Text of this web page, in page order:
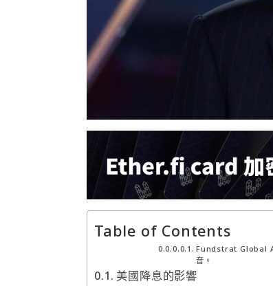
Table of Contents
Fundstrat Global
音。
美國降息的影響